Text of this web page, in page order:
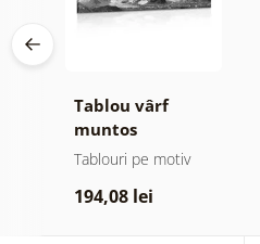
Tablou vârf
muntos
maiestuos alb-
Tablouri pe motiv
194,08 lei